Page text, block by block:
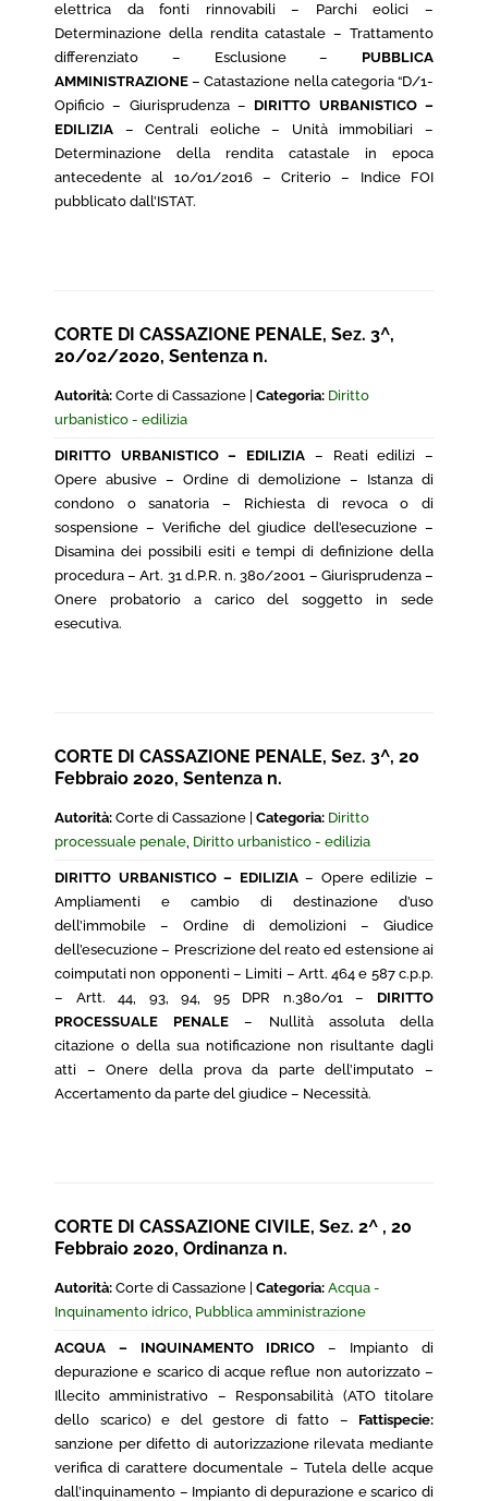
elettrica da fonti rinnovabili – Parchi eolici –
Determinazione della rendita catastale – Trattamento
differenziato – Esclusione – PUBBLICA
AMMINISTRAZIONE – Catastazione nella categoria “D/1-
Opificio – Giurisprudenza – DIRITTO URBANISTICO –
EDILIZIA – Centrali eoliche – Unità immobiliari –
Determinazione della rendita catastale in epoca
antecedente al 10/01/2016 – Criterio – Indice FOI
pubblicato dall’ISTAT.
CORTE DI CASSAZIONE PENALE, Sez. 3^,
20/02/2020, Sentenza n.
Autorità: Corte di Cassazione | Categoria: Diritto
urbanistico - edilizia
DIRITTO URBANISTICO – EDILIZIA – Reati edilizi –
Opere abusive – Ordine di demolizione – Istanza di
condono o sanatoria – Richiesta di revoca o di
sospensione – Verifiche del giudice dell’esecuzione –
Disamina dei possibili esiti e tempi di definizione della
procedura – Art. 31 d.P.R. n. 380/2001 – Giurisprudenza –
Onere probatorio a carico del soggetto in sede
esecutiva.
CORTE DI CASSAZIONE PENALE, Sez. 3^, 20
Febbraio 2020, Sentenza n.
Autorità: Corte di Cassazione | Categoria: Diritto
processuale penale, Diritto urbanistico - edilizia
DIRITTO URBANISTICO – EDILIZIA– Opere edilizie –
Ampliamenti e cambio di destinazione d’uso
dell’immobile – Ordine di demolizioni – Giudice
dell’esecuzione – Prescrizione del reato ed estensione ai
coimputati non opponenti – Limiti – Artt. 464 e 587 c.p.p.
– Artt. 44, 93, 94, 95 DPR n.380/01 – DIRITTO
PROCESSUALE PENALE – Nullità assoluta della
citazione o della sua notificazione non risultante dagli
atti – Onere della prova da parte dell’imputato –
Accertamento da parte del giudice – Necessità.
CORTE DI CASSAZIONE CIVILE, Sez. 2^ , 20
Febbraio 2020, Ordinanza n.
Autorità: Corte di Cassazione | Categoria: Acqua -
Inquinamento idrico, Pubblica amministrazione
ACQUA – INQUINAMENTO IDRICO – Impianto di
depurazione e scarico di acque reflue non autorizzato –
Illecito amministrativo – Responsabilità (ATO titolare
dello scarico) e del gestore di fatto – Fattispecie:
sanzione per difetto di autorizzazione rilevata mediante
verifica di carattere documentale – Tutela delle acque
dall’inquinamento – Impianto di depurazione e scarico di